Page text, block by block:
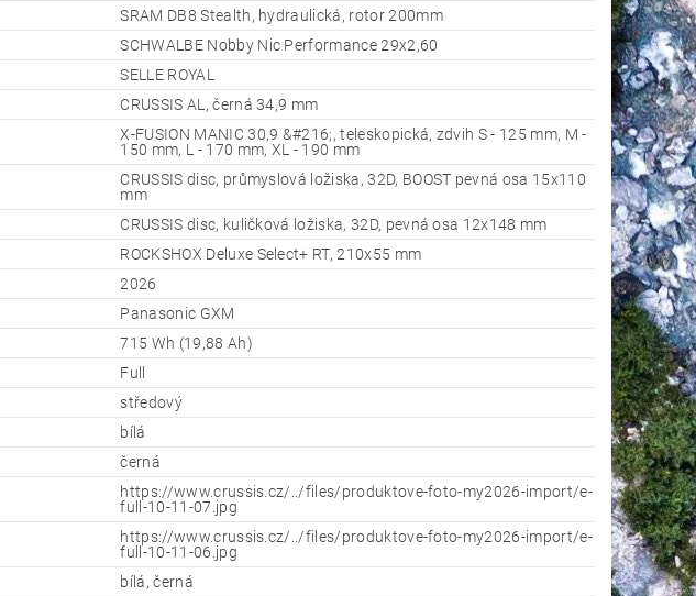
SRAM DB8 Stealth, hydraulická, rotor 200mm
SCHWALBE Nobby Nic Performance 29x2,60
SELLE ROYAL
CRUSSIS AL, černá 34,9 mm
X-FUSION MANIC 30,9 &#216;, teleskopická, zdvih S - 125 mm, M -
150 mm, L - 170 mm, XL - 190 mm
CRUSSIS disc, průmyslová ložiska, 32D, BOOST pevná osa 15x110
mm
CRUSSIS disc, kuličková ložiska, 32D, pevná osa 12x148 mm
ROCKSHOX Deluxe Select+ RT, 210x55 mm
2026
Panasonic GXM
715 Wh (19,88 Ah)
Full
středový
bílá
černá
https://www.crussis.cz/../files/produktove-foto-my2026-import/e-
full-10-11-07.jpg
https://www.crussis.cz/../files/produktove-foto-my2026-import/e-
full-10-11-06.jpg
bílá, černá